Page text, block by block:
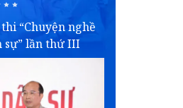
“Chuyện nghề
sự” lần thứ III